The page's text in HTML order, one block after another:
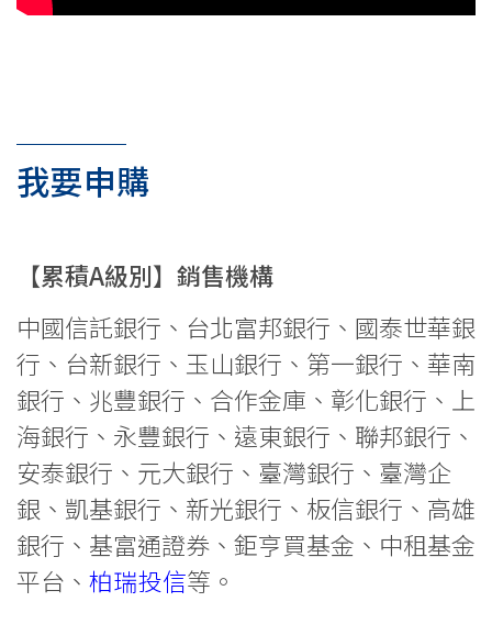
我要申購
【累積A級別】銷售機構
中國信託銀行、台北富邦銀行、國泰世華銀
行、台新銀行、玉山銀行、第一銀行、華南
銀行、兆豐銀行、合作金庫、彰化銀行、上
海銀行、永豐銀行、遠東銀行、聯邦銀行、
安泰銀行、元大銀行、臺灣銀行、臺灣企
銀、凱基銀行、新光銀行、板信銀行、高雄
銀行、基富通證券、鉅亨買基金、中租基金
平台、 柏瑞投信等。